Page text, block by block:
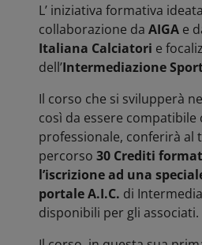
L’ iniziativa formativa
collaborazione daAIGA e
Italiana Calciatori e
dell’Intermediazione
Il corso che si svilupperà
così da essere compatibile
professionale, conferirà al
percorso30 Crediti
l’iscrizione ad una
portale A.I.C. di
disponibili per gli associati.